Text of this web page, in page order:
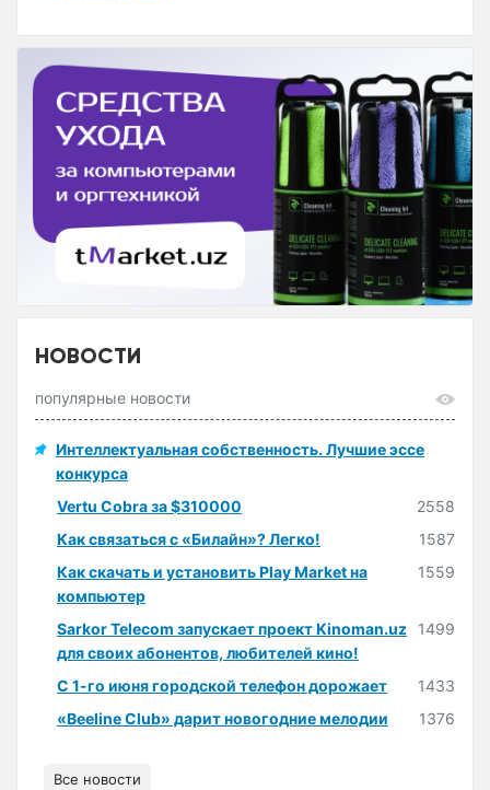
НОВОСТИ
популярные новости
Интеллектуальная собственность. Лучшие эссе
конкурса
Vertu Cobra за $310000
2558
Как связаться с «Билайн»? Легко!
1587
Как скачать и установить Play Market на
компьютер
1559
Sarkor Telecom запускает проект Kinoman.uz
для своих абонентов, любителей кино!
1499
С 1-го июня городской телефон дорожает
1433
«Beeline Club» дарит новогодние мелодии
1376
Все новости